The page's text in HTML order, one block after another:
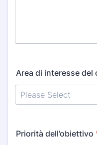
Area di interesse del
Priorità dell’obiettivo